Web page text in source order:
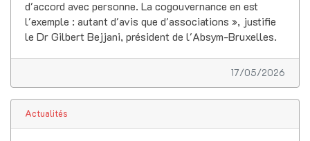
d'accord avec personne. La cogouvernance en est
l'exemple : autant d'avis que d'associations », justifie
le Dr Gilbert Bejjani, président de l'Absym-Bruxelles.
17/05/2026
Actualités